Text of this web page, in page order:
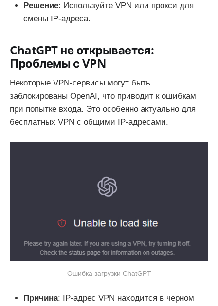
Решение: Используйте VPN или прокси для
смены IP-адреса.
ChatGPT не открывается:
Проблемы с VPN
Некоторые VPN-сервисы могут быть
заблокированы OpenAI, что приводит к ошибкам
при попытке входа. Это особенно актуально для
бесплатных VPN с общими IP-адресами.
Ошибка загрузки ChatGPT
Причина: IP-адрес VPN находится в черном